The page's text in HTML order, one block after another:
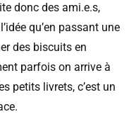
donc des ami.e.s,
qu’en passant une
des biscuits en
parfois on arrive à
petits livrets, c’est un